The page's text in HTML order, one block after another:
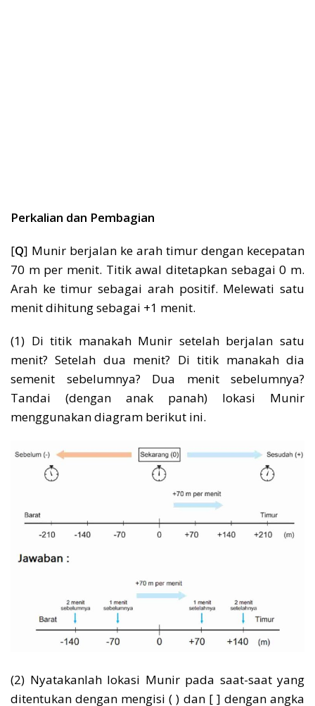
Perkalian dan Pembagian
[Q] Munir berjalan ke arah timur dengan kecepatan
70 m per menit. Titik awal ditetapkan sebagai 0 m.
Arah ke timur sebagai arah positif. Melewati satu
menit dihitung sebagai +1 menit.
(1) Di titik manakah Munir setelah berjalan satu
menit? Setelah dua menit? Di titik manakah dia
semenit sebelumnya? Dua menit sebelumnya?
Tandai (dengan anak panah) lokasi Munir
menggunakan diagram berikut ini.
(2) Nyatakanlah lokasi Munir pada saat-saat yang
ditentukan dengan mengisi ( ) dan [ ] dengan angka